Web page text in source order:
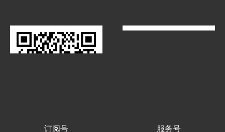
订阅号 服务号